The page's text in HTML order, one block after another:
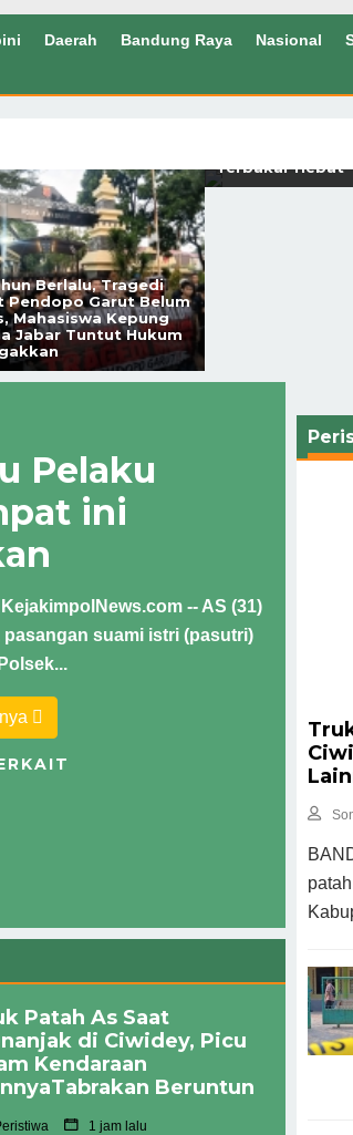
Daerah Bandung Raya Nasional
Berlalu, Tragedi
Pendopo Garut Belum
Mahasiswa Kepung
Jabar Tuntut Hukum
Terbakar Hebat
Pelaku
ini
-- AS (31)
pasangan suami istri (pasutri)
Patah As Saat
di Ciwidey, Picu
Kendaraan
Beruntun
1 jam lalu